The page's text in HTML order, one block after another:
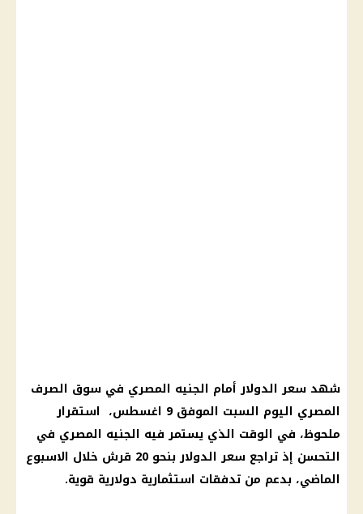
شهد سعر الدولار أمام الجنيه المصري في سوق الصرف
المصري اليوم السبت الموفق 9 اغسطس، استقرار
ملحوظ، في الوقت الذي يستمر فيه الجنيه المصري في
التحسن إذ تراجع سعر الدولار بنحو 20 قرش خلال الاسبوع
الماضي، بدعم من تدفقات استثمارية دولارية قوية.